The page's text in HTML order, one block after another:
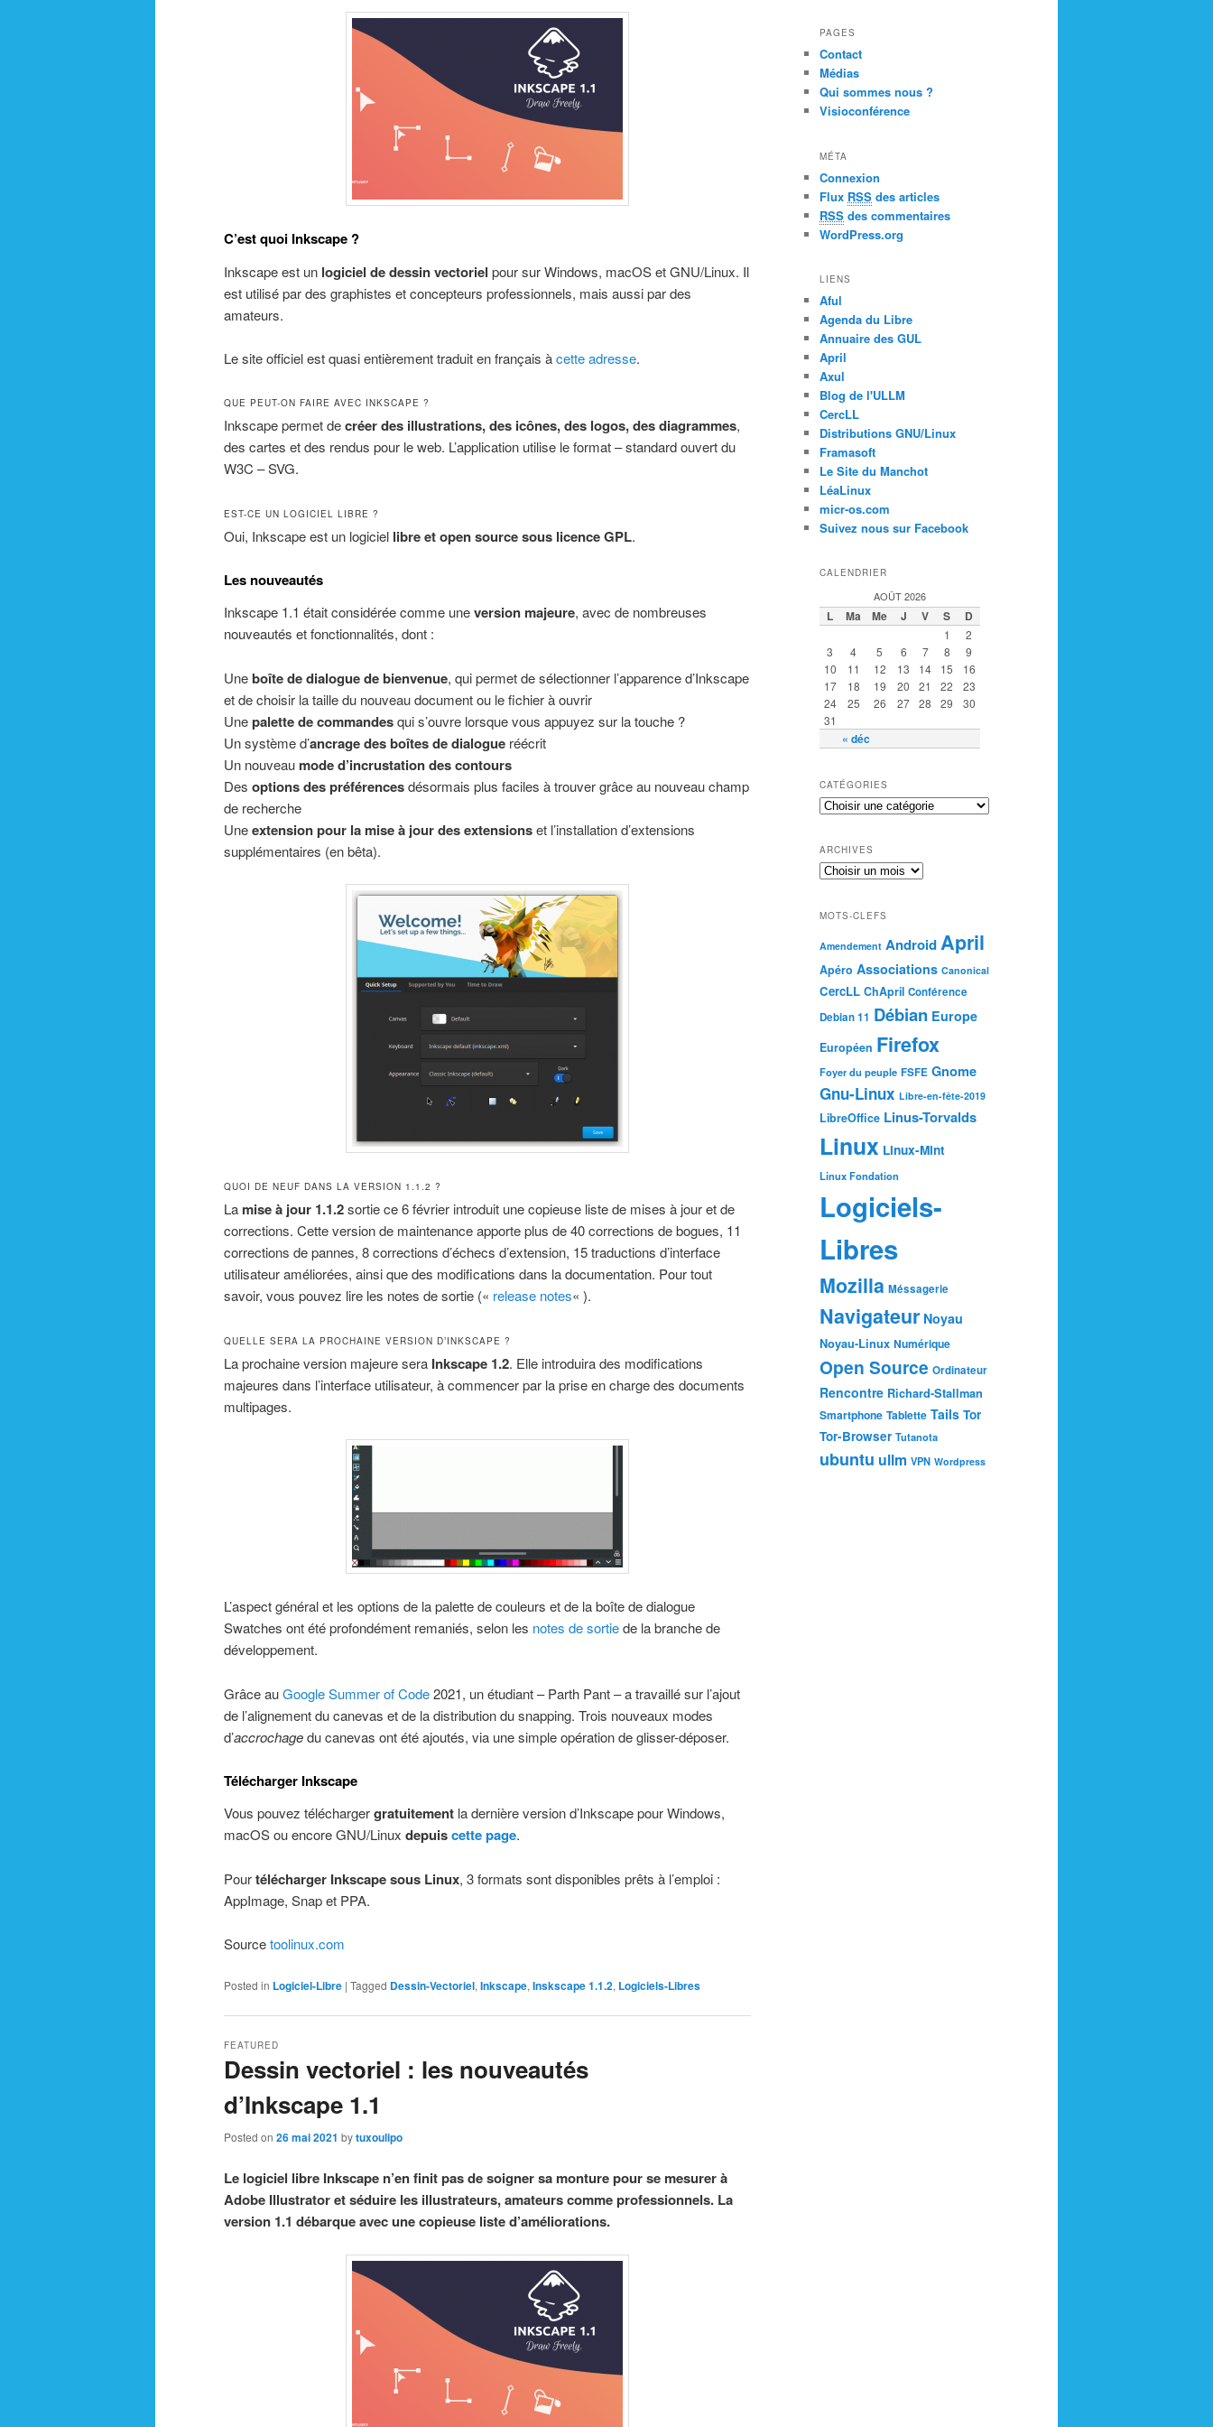
C’est quoi Inkscape ?
Inkscape est un logiciel de dessin vectoriel pour sur Windows, macOS et GNU/Linux. Il
est utilisé par des graphistes et concepteurs professionnels, mais aussi par des
amateurs.
Le site officiel est quasi entièrement traduit en français àcette adresse.
QUE PEUT-ON FAIRE AVEC INKSCAPE ?
Inkscape permet decréer des illustrations, des icônes, des logos, des diagrammes,
des cartes et des rendus pour le web. L’application utilise le format – standard ouvert du
W3C – SVG.
EST-CE UN LOGICIEL LIBRE ?
Oui, Inkscape est un logiciel libre et open source sous licence GPL.
Les nouveautés
Inkscape 1.1 était considérée comme uneversion majeure, avec de nombreuses
nouveautés et fonctionnalités, dont :
Uneboîte de dialogue de bienvenue, qui permet de sélectionner l’apparence d’Inkscape
et de choisir la taille du nouveau document ou le fichier à ouvrir
Unepalette de commandesqui s’ouvre lorsque vous appuyez sur la touche ?
Un système d’ancrage des boîtes de dialogue réécrit
Un nouveau mode d’incrustation des contours
Des options des préférencesdésormais plus faciles à trouver grâce au nouveau champ
de recherche
Uneextension pour la mise à jour des extensionset l’installation d’extensions
supplémentaires (en bêta).
QUOI DE NEUF DANS LA VERSION 1.1.2 ?
La mise à jour 1.1.2sortie ce 6 février introduit une copieuse liste de mises à jour et de
corrections. Cette version de maintenance apporte plus de 40 corrections de bogues, 11
corrections de pannes, 8 corrections d’échecs d’extension, 15 traductions d’interface
utilisateur améliorées, ainsi que des modifications dans la documentation. Pour tout
savoir, vous pouvez lire les notes de sortie (« release notes« ).
QUELLE SERA LA PROCHAINE VERSION D’INKSCAPE ?
La prochaine version majeure sera Inkscape 1.2. Elle introduira des modifications
majeures dans l’interface utilisateur, à commencer par la prise en charge des documents
multipages.
L’aspect général et les options de la palette de couleurs et de la boîte de dialogue
Swatches ont été profondément remaniés, selon les notes de sortiede la branche de
développement.
Grâce auGoogle Summer of Code2021, un étudiant – Parth Pant – a travaillé sur l’ajout
de l’alignement du canevas et de la distribution du snapping. Trois nouveaux modes
d’accrochagedu canevas ont été ajoutés, via une simple opération de glisser-déposer.
Télécharger Inkscape
Vous pouvez téléchargergratuitement la dernière version d’Inkscape pour Windows,
macOS ou encore GNU/Linux depuiscette page.
Pourtélécharger Inkscape sous Linux, 3 formats sont disponibles prêts à l’emploi :
AppImage, Snap et PPA.
Sourcetoolinux.com
Posted in Logiciel-Libre | Tagged Dessin-Vectoriel, Inkscape, Inskscape 1.1.2, Logiciels-Libres
Dessin vectoriel : les nouveautés
d’Inkscape 1.1
FEATURED
Posted on 26 mai 2021 bytuxoulipo
Le logiciel libre Inkscape n’en finit pas de soigner sa monture pour se mesurer à
Adobe Illustrator et séduire les illustrateurs, amateurs comme professionnels. La
version 1.1 débarque avec une copieuse liste d’améliorations.
PAGES
Contact
Médias
Qui sommes nous ?
Visioconférence
MÉTA
Connexion
Flux RSS des articles
RSS des commentaires
WordPress.org
LIENS
Aful
Agenda du Libre
Annuaire des GUL
April
Axul
Blog de l'ULLM
CercLL
Distributions GNU/Linux
Framasoft
Le Site du Manchot
LéaLinux
micr-os.com
Suivez nous sur Facebook
CALENDRIER
AOÛT 2026
L Ma Me J V S D
« déc
1
2
3
4 5 6 7 8
9
10
11 12 13 14 15
16
17
18 19 20 21 22
23
24
25 26 27 28 29
30
31
CATÉGORIES
ARCHIVES
MOTS-CLEFS
Amendement AndroidApril
Apéro Associations Canonical
CercLL ChApril Conférence
Debian 11 Débian Europe
Européen Firefox
Foyer du peuple FSFE Gnome
Gnu-Linux Libre-en-fête-2019
LibreOffice Linus-Torvalds
Linux Linux-Mint
Linux Fondation
Logiciels-
Libres
Mozilla Méssagerie
Navigateur Noyau
Noyau-Linux Numérique
Open Source Ordinateur
Rencontre Richard-Stallman
Smartphone Tablette Tails Tor
Tor-Browser Tutanota
ubuntu ullm VPN Wordpress